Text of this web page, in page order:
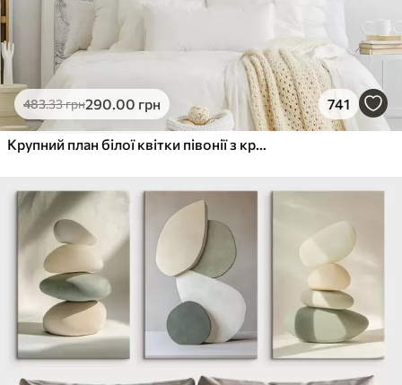
483.33грн290.00 грн 741
Крупний план білої квітки півонії з крапельками води на пелюстках на розмитому фоні